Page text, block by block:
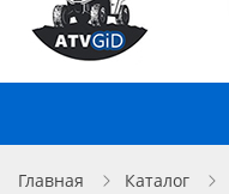
Главная Каталог